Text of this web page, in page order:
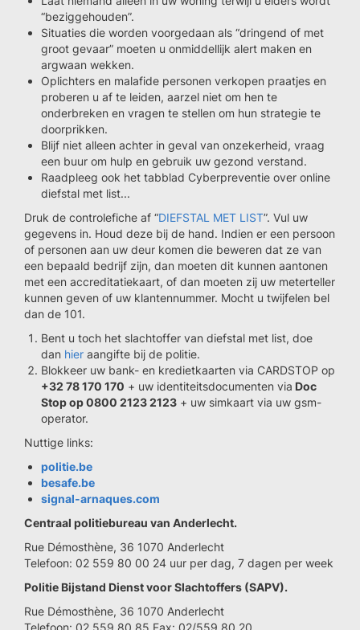
“beziggehouden”.
Situaties die worden voorgedaan als “dringend of met
groot gevaar” moeten u onmiddellijk alert maken en
argwaan wekken.
Oplichters en malafide personen verkopen praatjes en
proberen u af te leiden, aarzel niet om hen te
onderbreken en vragen te stellen om hun strategie te
doorprikken.
Blijf niet alleen achter in geval van onzekerheid, vraag
een buur om hulp en gebruik uw gezond verstand.
Raadpleeg ook het tabblad Cyberpreventie over online
diefstal met list...
Druk de controlefiche af “DIEFSTAL MET LIST”. Vul uw
gegevens in. Houd deze bij de hand. Indien er een persoon
of personen aan uw deur komen die beweren dat ze van
een bepaald bedrijf zijn, dan moeten dit kunnen aantonen
met een accreditatiekaart, of dan moeten zij uw meterteller
kunnen geven of uw klantennummer. Mocht u twijfelen bel
dan de 101.
Bent u toch het slachtoffer van diefstal met list, doe
dan hier aangifte bij de politie.
Blokkeer uw bank- en kredietkaarten via CARDSTOP op
+32 78 170 170 + uw identiteitsdocumenten via Doc
Stop op 0800 2123 2123 + uw simkaart via uw gsm-
operator.
Nuttige links:
politie.be
besafe.be
signal-arnaques.com
Centraal politiebureau van Anderlecht.
Rue Démosthène, 36 1070 Anderlecht
Telefoon: 02 559 80 00 24 uur per dag, 7 dagen per week
Politie Bijstand Dienst voor Slachtoffers (SAPV).
Rue Démosthène, 36 1070 Anderlecht
Telefoon: 02 559 80 85 Fax: 02/559.80.20